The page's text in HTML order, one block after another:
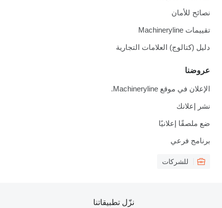
نصائح للأمان
تقييمات Machineryline
دليل (كتالوج) العلامات التجارية
عروضنا
الإعلان في موقع Machineryline.
نشر إعلانك
ضع ملصقًا إعلانيًا
برنامج فرعي
للشركات
نزّل تطبيقاتنا